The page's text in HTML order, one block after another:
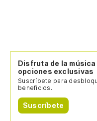
Disfruta de la música
opciones exclusivas
Suscríbete para
beneficios.
Suscríbete